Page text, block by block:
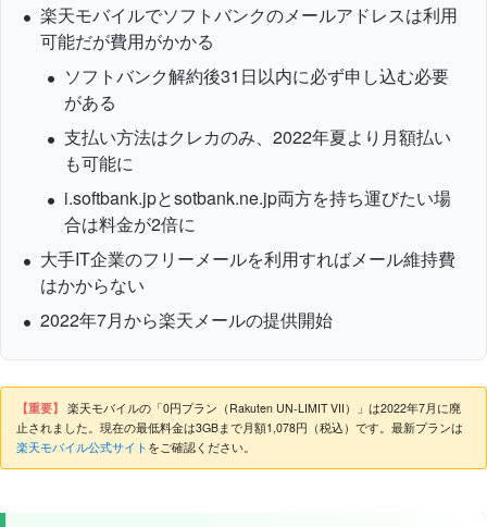
楽天モバイルでソフトバンクのメールアドレスは利用
可能だが費用がかかる
ソフトバンク解約後31日以内に必ず申し込む必要
がある
支払い方法はクレカのみ、2022年夏より月額払い
も可能に
i.softbank.jpとsotbank.ne.jp両方を持ち運びたい場
合は料金が2倍に
大手IT企業のフリーメールを利用すればメール維持費
はかからない
2022年7月から楽天メールの提供開始
【重要】 楽天モバイルの「0円プラン（Rakuten UN-LIMIT VII）」は2022年7月に廃
止されました。現在の最低料金は3GBまで月額1,078円（税込）です。最新プランは
楽天モバイル公式サイト をご確認ください。